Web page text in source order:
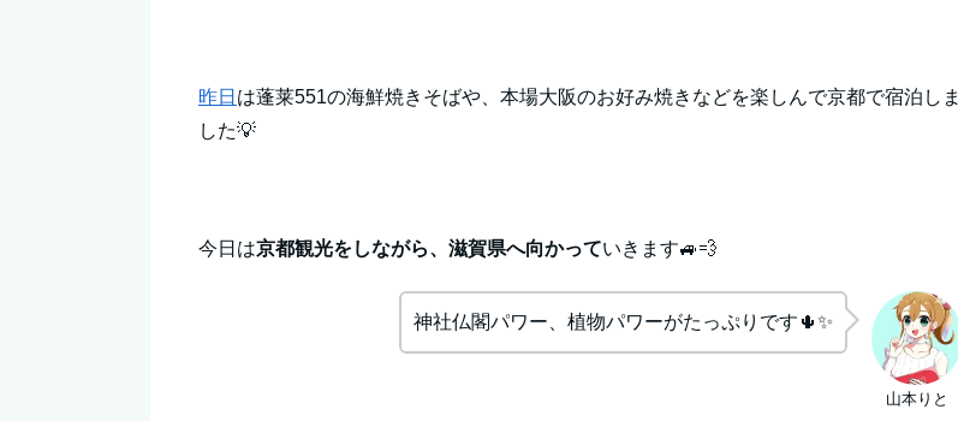
昨日 は蓬莱551の海鮮焼きそばや、本場大阪のお好み焼きなどを楽しんで京都で宿泊しま
した💡
今日は京都観光をしながら、滋賀県へ向かっていきます🚙💨
山本りと
神社仏閣パワー、植物パワーがたっぷりです🌵✨